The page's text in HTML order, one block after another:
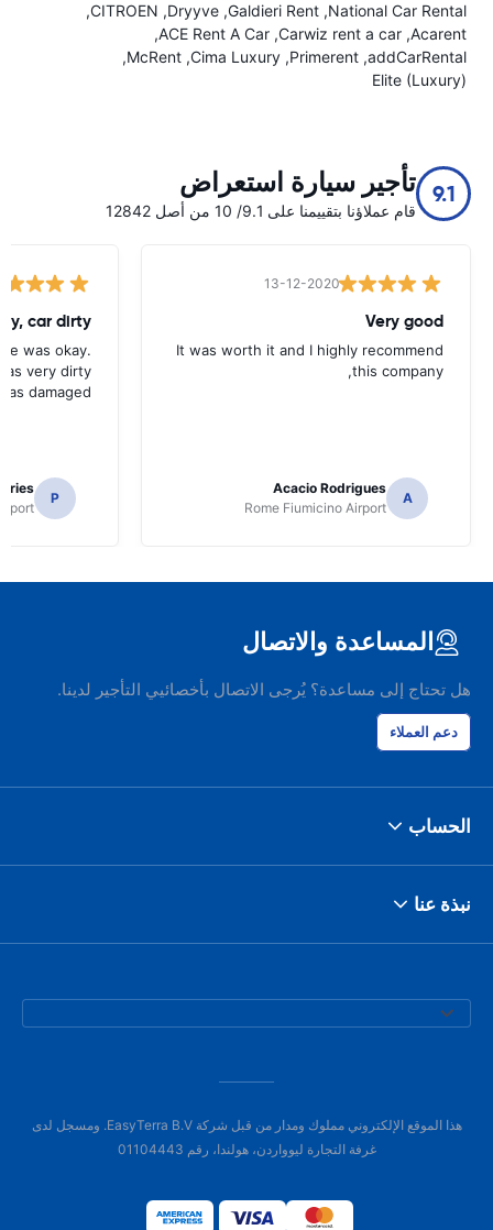
National Car Rental
Galdieri Rent
Dryyve
CITROEN
Acarent
Carwiz rent a car
ACE Rent A Car
addCarRental
Primerent
Cima Luxury
McRent
Elite (Luxury)
9.1 تأجير سيارة استعراض
قام عملاؤنا بتقييمنا على 9.1/ 10 من أصل 12842
13-12-2020
Very good
It was worth it and I highly recommend
this company,
A
Acacio Rodrigues
Rome Fiumicino Airport
car dirty
was okay.
very dirty
damaged.
P
المساعدة والاتصال
هل تحتاج إلى مساعدة؟ يُرجى الاتصال بأخصائيي التأجير لدينا.
دعم العملاء
الحساب
نبذة عنا
هذا الموقع الإلكتروني مملوك ومدار من قبل شركة EasyTerra B.V. ومسجل لدى
غرفة التجارة ليوواردن، هولندا، رقم 01104443